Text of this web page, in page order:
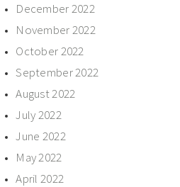
December 2022
November 2022
October 2022
September 2022
August 2022
July 2022
June 2022
May 2022
April 2022